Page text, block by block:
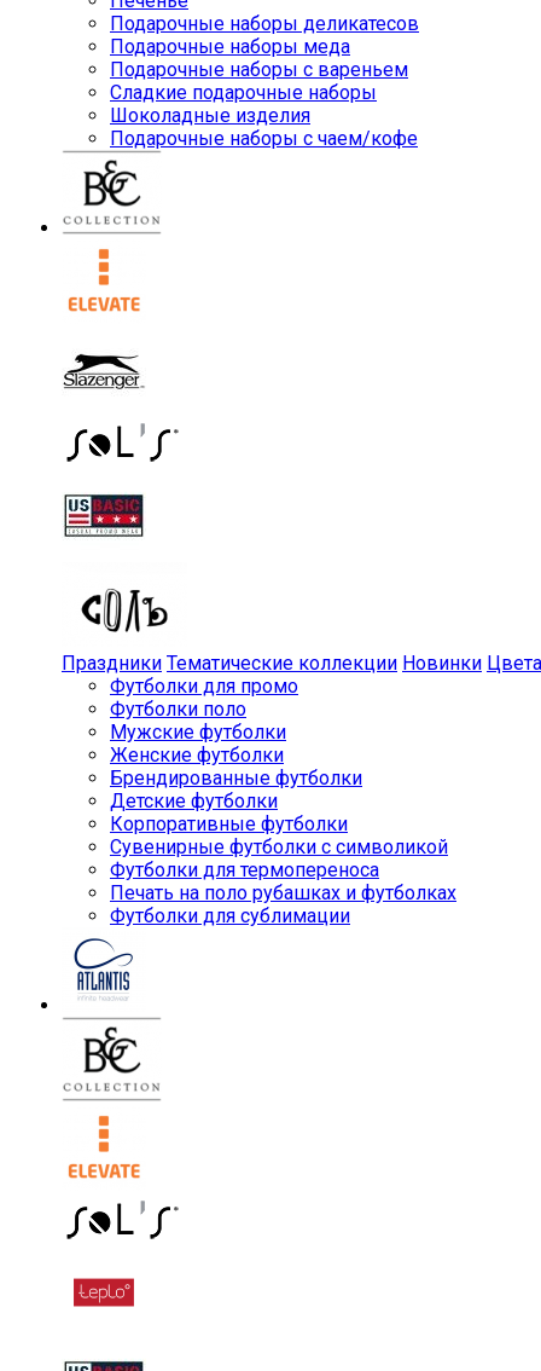
Подарочные наборы деликатесов
Подарочные наборы меда
Подарочные наборы с вареньем
Сладкие подарочные наборы
Шоколадные изделия
Подарочные наборы с чаем/кофе
Праздники Тематические коллекции Новинки Цвета
Футболки для промо
Футболки поло
Мужские футболки
Женские футболки
Брендированные футболки
Детские футболки
Корпоративные футболки
Сувенирные футболки с символикой
Футболки для термопереноса
Печать на поло рубашках и футболках
Футболки для сублимации